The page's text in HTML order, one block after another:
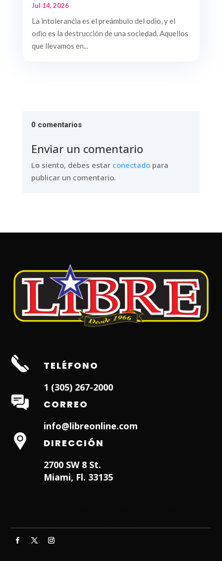
Jul 14, 2026
La intolerancia es el preámbulo del odio, y el
odio es la destrucción de una sociedad. Aquellos
que llevamos en...
0 comentarios
Enviar un comentario
Lo siento, debes estar conectadopara
publicar un comentario.
TELÉFONO
1 (305) 267-2000
CORREO
info@libreonline.com
DIRECCIÓN
2700 SW 8 St.
Miami, Fl. 33135